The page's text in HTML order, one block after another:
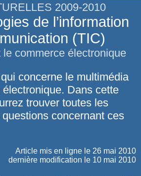
2009-2010
de l’information
(TIC)
commerce électronique
concerne le multimédia
Dans cette
trouver toutes les
concernant ces
Article mis en ligne le 26 mai 2010
dernière modification le 10 mai 2010